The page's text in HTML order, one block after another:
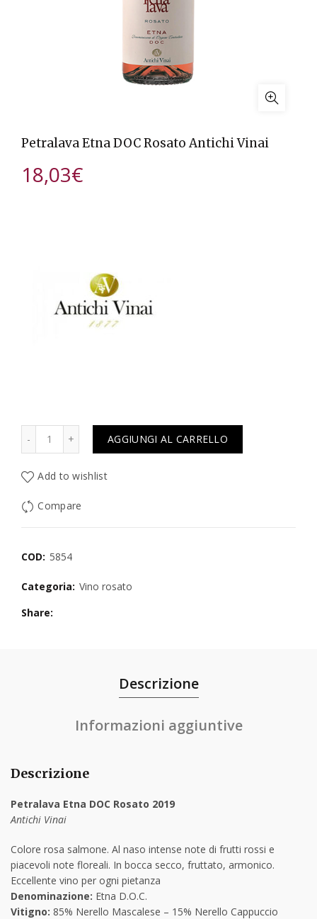
Petralava Etna DOC Rosato Antichi Vinai
18,03€
AGGIUNGI AL CARRELLO
Add to wishlist
Compare
COD: 5854
Categoria: Vino rosato
Share
Descrizione
Informazioni aggiuntive
Descrizione
Petralava Etna DOC Rosato 2019
Antichi Vinai
Colore rosa salmone. Al naso intense note di frutti rossi e
piacevoli note floreali. In bocca secco, fruttato, armonico.
Eccellente vino per ogni pietanza
Denominazione: Etna D.O.C.
Vitigno: 85% Nerello Mascalese – 15% Nerello Cappuccio